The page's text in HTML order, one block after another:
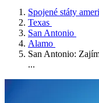
Spojené státy
Texas
San Antonio
Alamo
San Antonio:
...